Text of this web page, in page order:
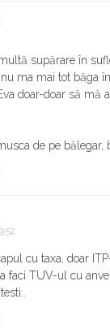
supărare în
ma mai tot băga
doar-doar să mă
de pe bălegar,
cu taxa, doar
faci TUV-ul cu